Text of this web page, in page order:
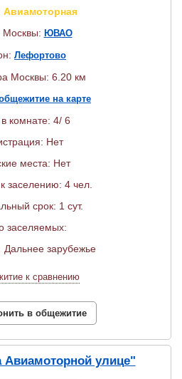
Авиамоторная
Москвы: ЮВАО
Лефортово
Москвы: 6.20 км
на карте
комнате: 4/ 6
Нет
места: Нет
заселению: 4 чел.
срок: 1 сут.
заселяемых:
Дальнее зарубежье
к сравнению
в общежитие
улице"